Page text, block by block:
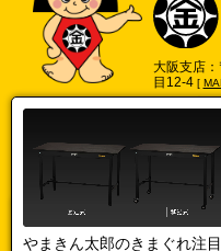
総合カタログ
大阪支店
目12-4 [
東京支店
やまきん太郎のきまぐれ注